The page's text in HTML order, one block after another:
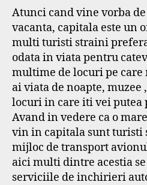
Atunci cand vine vorba
vacanta, capitala este un
multi turisti straini
odata in viata pentru
multime de locuri pe care
ai viata de noapte,
locuri in care iti vei putea
Avand in vedere ca o
vin in capitala sunt turisti
mijloc de transport
aici multi dintre acestia
serviciile de inchirieri